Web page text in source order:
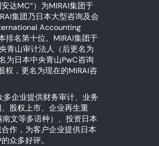
达MC”）为MIRAI集团于
集团乃日本大型咨询及会
Accounting
排名第十位。MIRAI集团于
青山审计法人（后更名为
为日本中央青山PwC咨询
，更名为现在的MIRAI咨
企业提供财务审计、业务
股权上市、企业再生重
文等多语种）、投资日本
作，为客户企业提供日本
众多好评。